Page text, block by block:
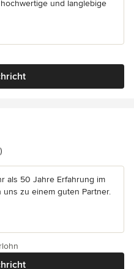
und langlebige
von 5 Sternen
als 50 Jahre Erfahrung im
zu einem guten Partner.